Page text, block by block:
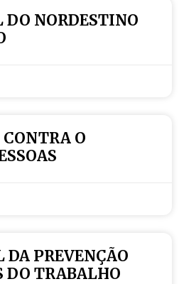
DO NORDESTINO
O
PREVENÇÃO
DO TRABALHO